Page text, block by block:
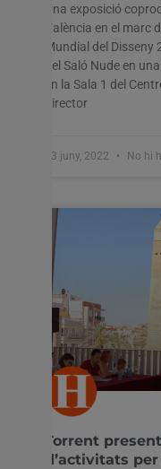
Una exposició
València en el marc
Mundial del
del Saló Nude en
en la Sala 1 del
director
23 juny, 2022 No hi
Torrent
d’activitats